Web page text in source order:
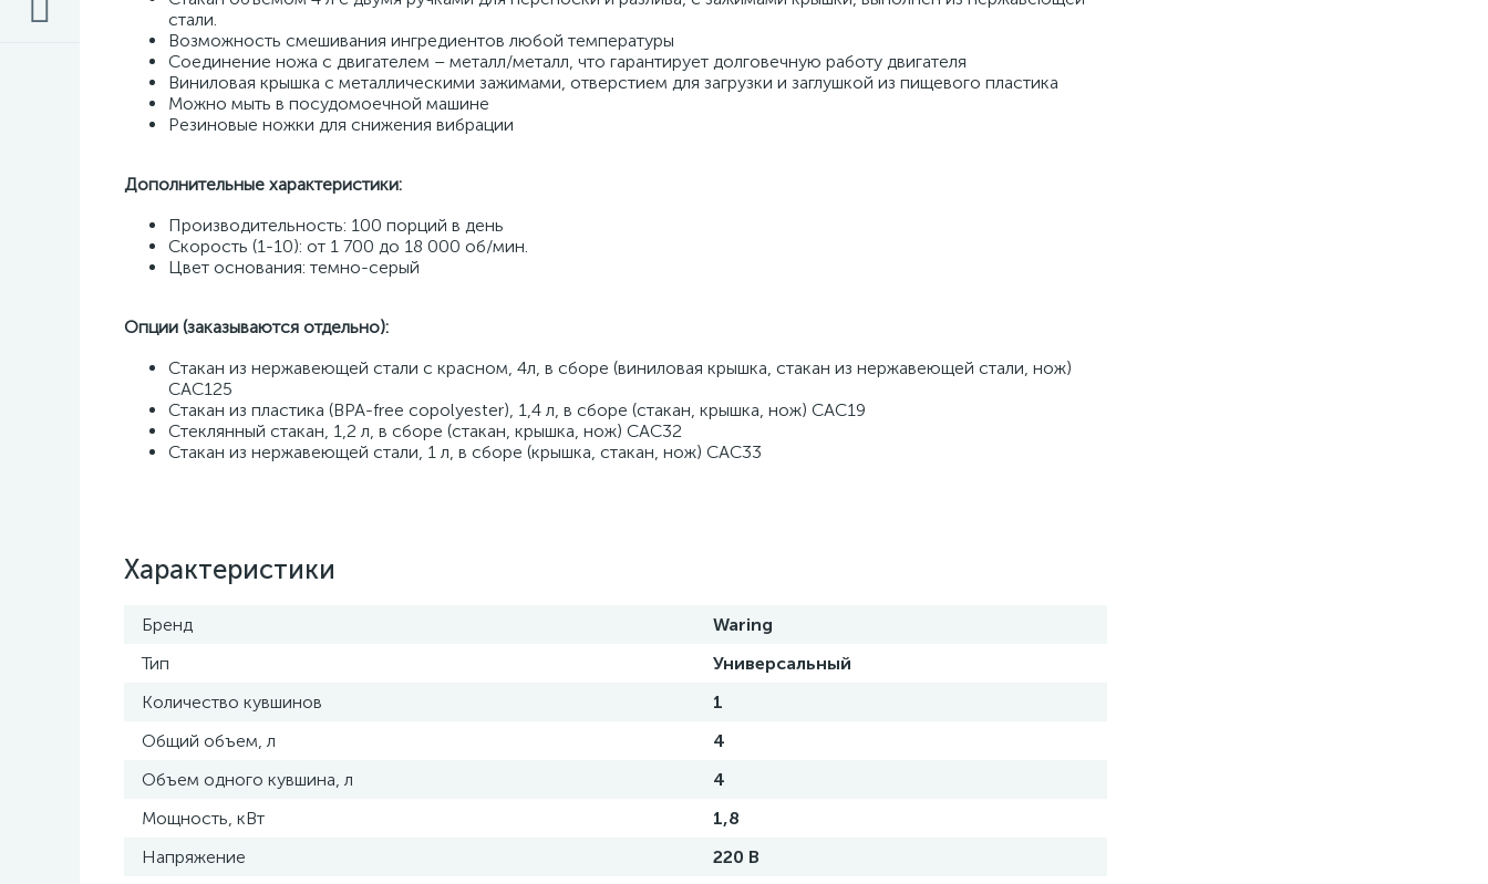
стали.
Возможность смешивания ингредиентов любой температуры
Соединение ножа с двигателем – металл/металл, что гарантирует долговечную работу двигателя
Виниловая крышка с металлическими зажимами, отверстием для загрузки и заглушкой из пищевого пластика
Можно мыть в посудомоечной машине
Резиновые ножки для снижения вибрации
Дополнительные характеристики:
Производительность: 100 порций в день
Скорость (1-10): от 1 700 до 18 000 об/мин.
Цвет основания: темно-серый ​
Опции (заказываются отдельно):
Стакан из нержавеющей стали с красном, 4л, в сборе (виниловая крышка, стакан из нержавеющей стали, нож)
CAC125
Стакан из пластика (BPA-free copolyester), 1,4 л, в сборе (стакан, крышка, нож) CAC19
Стеклянный стакан, 1,2 л, в сборе (стакан, крышка, нож) CAC32
Стакан из нержавеющей стали, 1 л, в сборе (крышка, стакан, нож) CAC33
Характеристики
Бренд
Waring
Тип
Универсальный
Количество кувшинов
1
Общий объем, л
4
Объем одного кувшина, л
4
Мощность, кВт
1,8
Напряжение
220 В